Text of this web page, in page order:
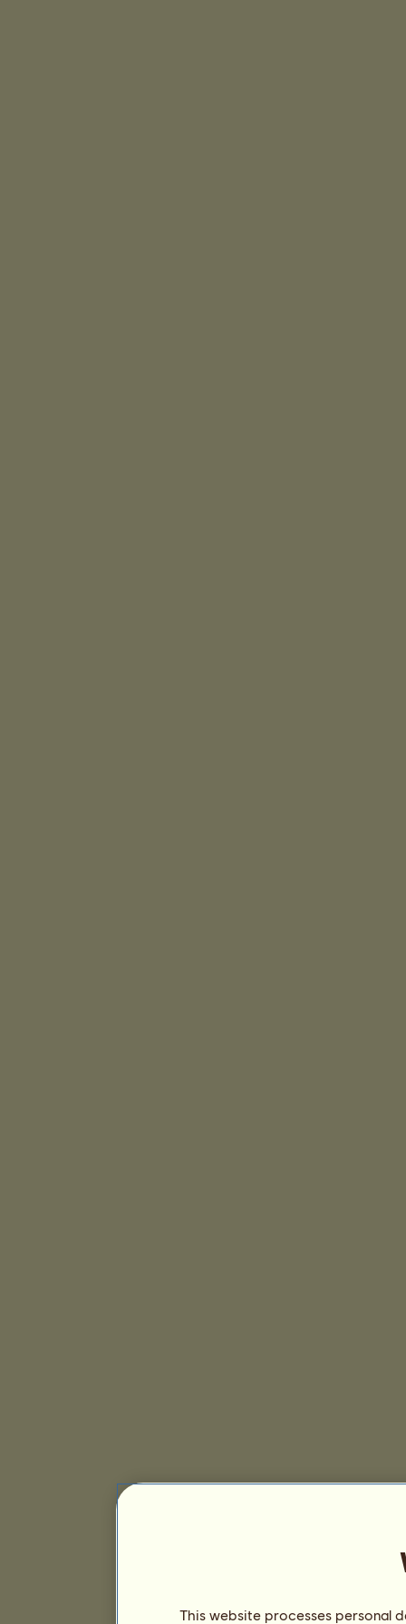
This website processes personal